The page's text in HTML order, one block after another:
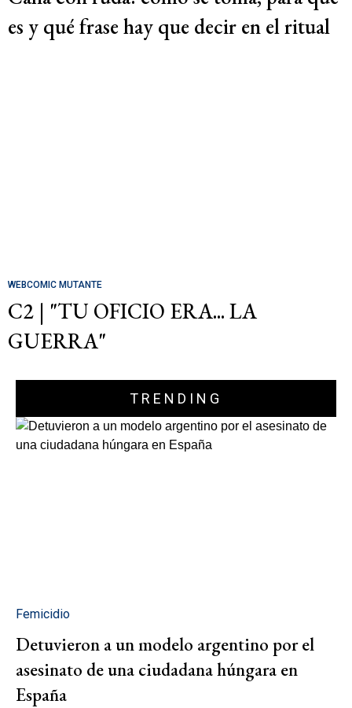
es y qué frase hay que decir en el ritual
WEBCOMIC MUTANTE
C2 | "TU OFICIO ERA... LA
GUERRA"
TRENDING
Femicidio
Detuvieron a un modelo argentino por el
asesinato de una ciudadana húngara en
España